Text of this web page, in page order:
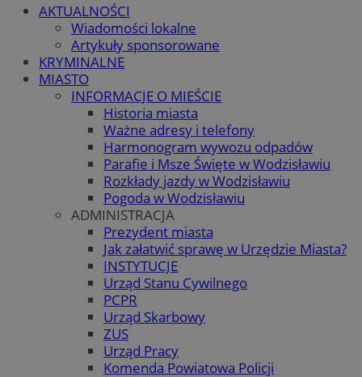
AKTUALNOŚCI
Wiadomości lokalne
Artykuły sponsorowane
KRYMINALNE
MIASTO
INFORMACJE O MIEŚCIE
Historia miasta
Ważne adresy i telefony
Harmonogram wywozu odpadów
Parafie i Msze Święte w Wodzisławiu
Rozkłady jazdy w Wodzisławiu
Pogoda w Wodzisławiu
ADMINISTRACJA
Prezydent miasta
Jak załatwić sprawę w Urzędzie Miasta?
INSTYTUCJE
Urząd Stanu Cywilnego
PCPR
Urząd Skarbowy
ZUS
Urząd Pracy
Komenda Powiatowa Policji